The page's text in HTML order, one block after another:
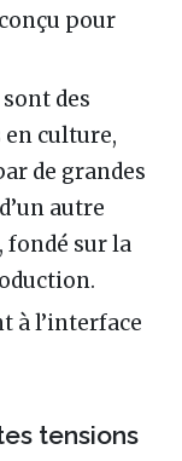
pour
des
en culture,
de grandes
autre
fondé sur la
à l’interface
tensions